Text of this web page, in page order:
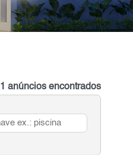
1 anúncios encontrados